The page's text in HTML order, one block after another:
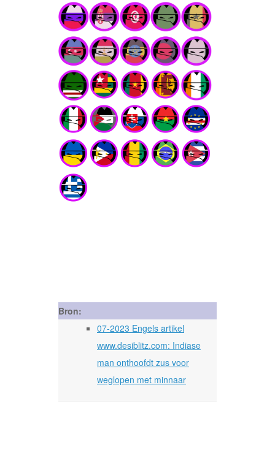
Bron:
07-2023 Engels artikel
www.desiblitz.com: Indiase
man onthoofdt zus voor
weglopen met minnaar